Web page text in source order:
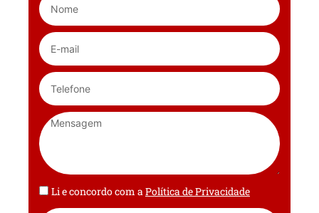
Li e concordo com aPolítica de Privacidade